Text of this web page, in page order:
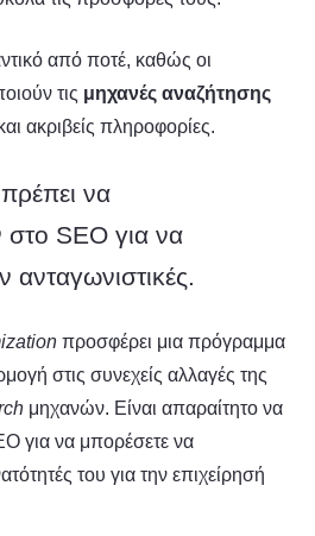
από ποτέ, καθώς οι
τις μηχανές αναζήτησης
ακριβείς πληροφορίες.
πρέπει να
SEO για να
ανταγωνιστικές.
προσφέρει μια πρόγραμμα
στις συνεχείς αλλαγές της
μηχανών. Είναι απαραίτητο να
για να μπορέσετε να
του για την επιχείρησή